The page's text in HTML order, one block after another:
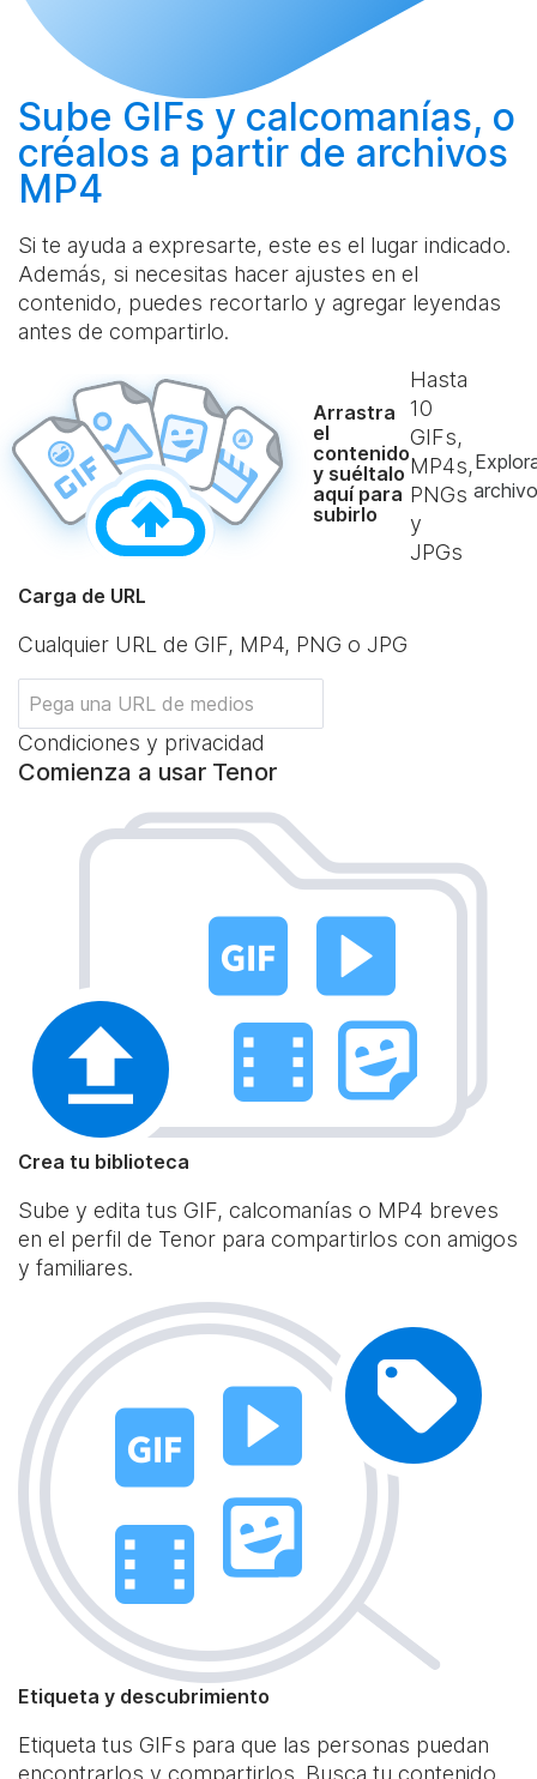
Sube GIFs y calcomanías, o
créalos a partir de archivos
MP4
Si te ayuda a expresarte, este es el lugar indicado.
Además, si necesitas hacer ajustes en el
contenido, puedes recortarlo y agregar leyendas
antes de compartirlo.
Arrastra
el
contenido
y suéltalo
aquí para
subirlo
Hasta
10
GIFs,
MP4s,
PNGs
y
JPGs
Carga de URL
Cualquier URL de GIF, MP4, PNG o JPG
Condiciones y privacidad
Comienza a usar Tenor
Crea tu biblioteca
Sube y edita tus GIF, calcomanías o MP4 breves
en el perfil de Tenor para compartirlos con amigos
y familiares.
Etiqueta y descubrimiento
Etiqueta tus GIFs para que las personas puedan
encontrarlos y compartirlos. Busca tu contenido